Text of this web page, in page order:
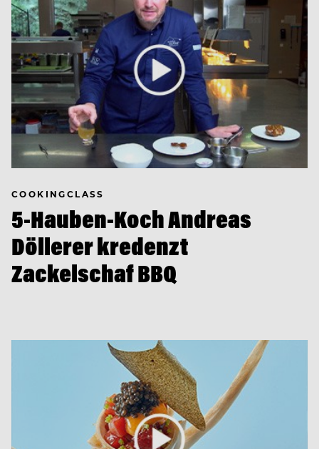
COOKINGCLASS
5-Hauben-Koch Andreas
Döllerer kredenzt
Zackelschaf BBQ